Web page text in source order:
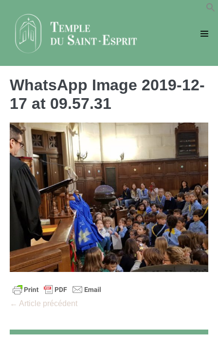
contenu
WhatsApp Image 2019-12-
17 at 09.57.31
Navigation
← Article précédent